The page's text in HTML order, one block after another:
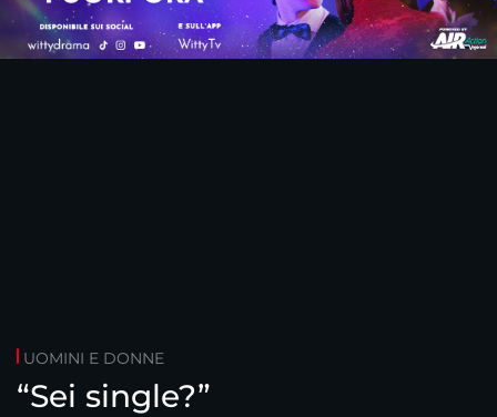
UOMINI E DONNE
“Sei single?”